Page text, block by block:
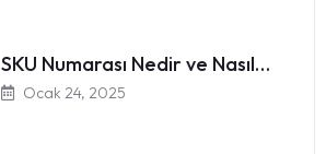
SKU Numarası Nedir ve Nasıl…
Ocak 24, 2025